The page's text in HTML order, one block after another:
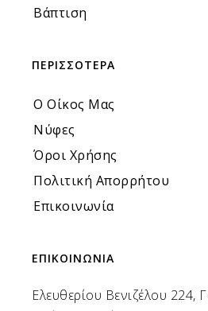
Βάπτιση
ΠΕΡΙΣΣΟΤΕΡΑ
Ο Οίκος Μας
Νύφες
Όροι Χρήσης
Πολιτική Απορρήτου
Επικοινωνία
ΕΠΙΚΟΙΝΩΝΙΑ
Ελευθερίου Βενιζέλου 224,